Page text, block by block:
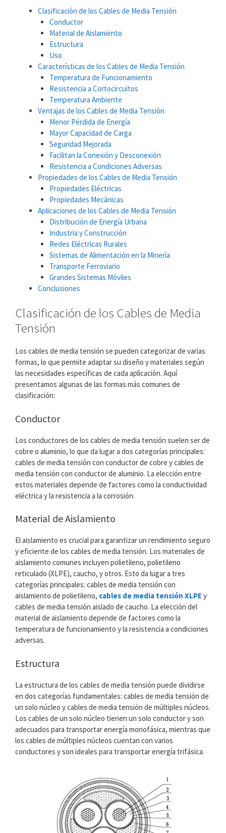
Clasificación de los Cables de Media Tensión
Conductor
Material de Aislamiento
Estructura
Uso
Características de los Cables de Media Tensión
Temperatura de Funcionamiento
Resistencia a Cortocircuitos
Temperatura Ambiente
Ventajas de los Cables de Media Tensión
Menor Pérdida de Energía
Mayor Capacidad de Carga
Seguridad Mejorada
Facilitan la Conexión y Desconexión
Resistencia a Condiciones Adversas
Propiedades de los Cables de Media Tensión
Propiedades Eléctricas
Propiedades Mecánicas
Aplicaciones de los Cables de Media Tensión
Distribución de Energía Urbana
Industria y Construcción
Redes Eléctricas Rurales
Sistemas de Alimentación en la Minería
Transporte Ferroviario
Grandes Sistemas Móviles
Conclusiones
Clasificación de los Cables de Media
Tensión
Los cables de media tensión se pueden categorizar de varias
formas, lo que permite adaptar su diseño y materiales según
las necesidades específicas de cada aplicación. Aquí
presentamos algunas de las formas más comunes de
clasificación:
Conductor
Los conductores de los cables de media tensión suelen ser de
cobre o aluminio, lo que da lugar a dos categorías principales:
cables de media tensión con conductor de cobre y cables de
media tensión con conductor de aluminio. La elección entre
estos materiales depende de factores como la conductividad
eléctrica y la resistencia a la corrosión.
Material de Aislamiento
El aislamiento es crucial para garantizar un rendimiento seguro
y eficiente de los cables de media tensión. Los materiales de
aislamiento comunes incluyen polietileno, polietileno
reticulado (XLPE), caucho, y otros. Esto da lugar a tres
categorías principales: cables de media tensión con
aislamiento de polietileno, cables de media tensión XLPE y
cables de media tensión aislado de caucho. La elección del
material de aislamiento depende de factores como la
temperatura de funcionamiento y la resistencia a condiciones
adversas.
Estructura
La estructura de los cables de media tensión puede dividirse
en dos categorías fundamentales: cables de media tensión de
un solo núcleo y cables de media tensión de múltiples núcleos.
Los cables de un solo núcleo tienen un solo conductor y son
adecuados para transportar energía monofásica, mientras que
los cables de múltiples núcleos cuentan con varios
conductores y son ideales para transportar energía trifásica.